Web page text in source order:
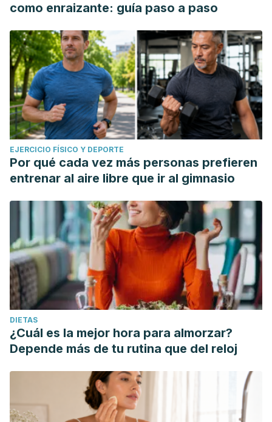
como enraizante: guía paso a paso
EJERCICIO FÍSICO Y DEPORTE
Por qué cada vez más personas prefieren
entrenar al aire libre que ir al gimnasio
DIETAS
¿Cuál es la mejor hora para almorzar?
Depende más de tu rutina que del reloj